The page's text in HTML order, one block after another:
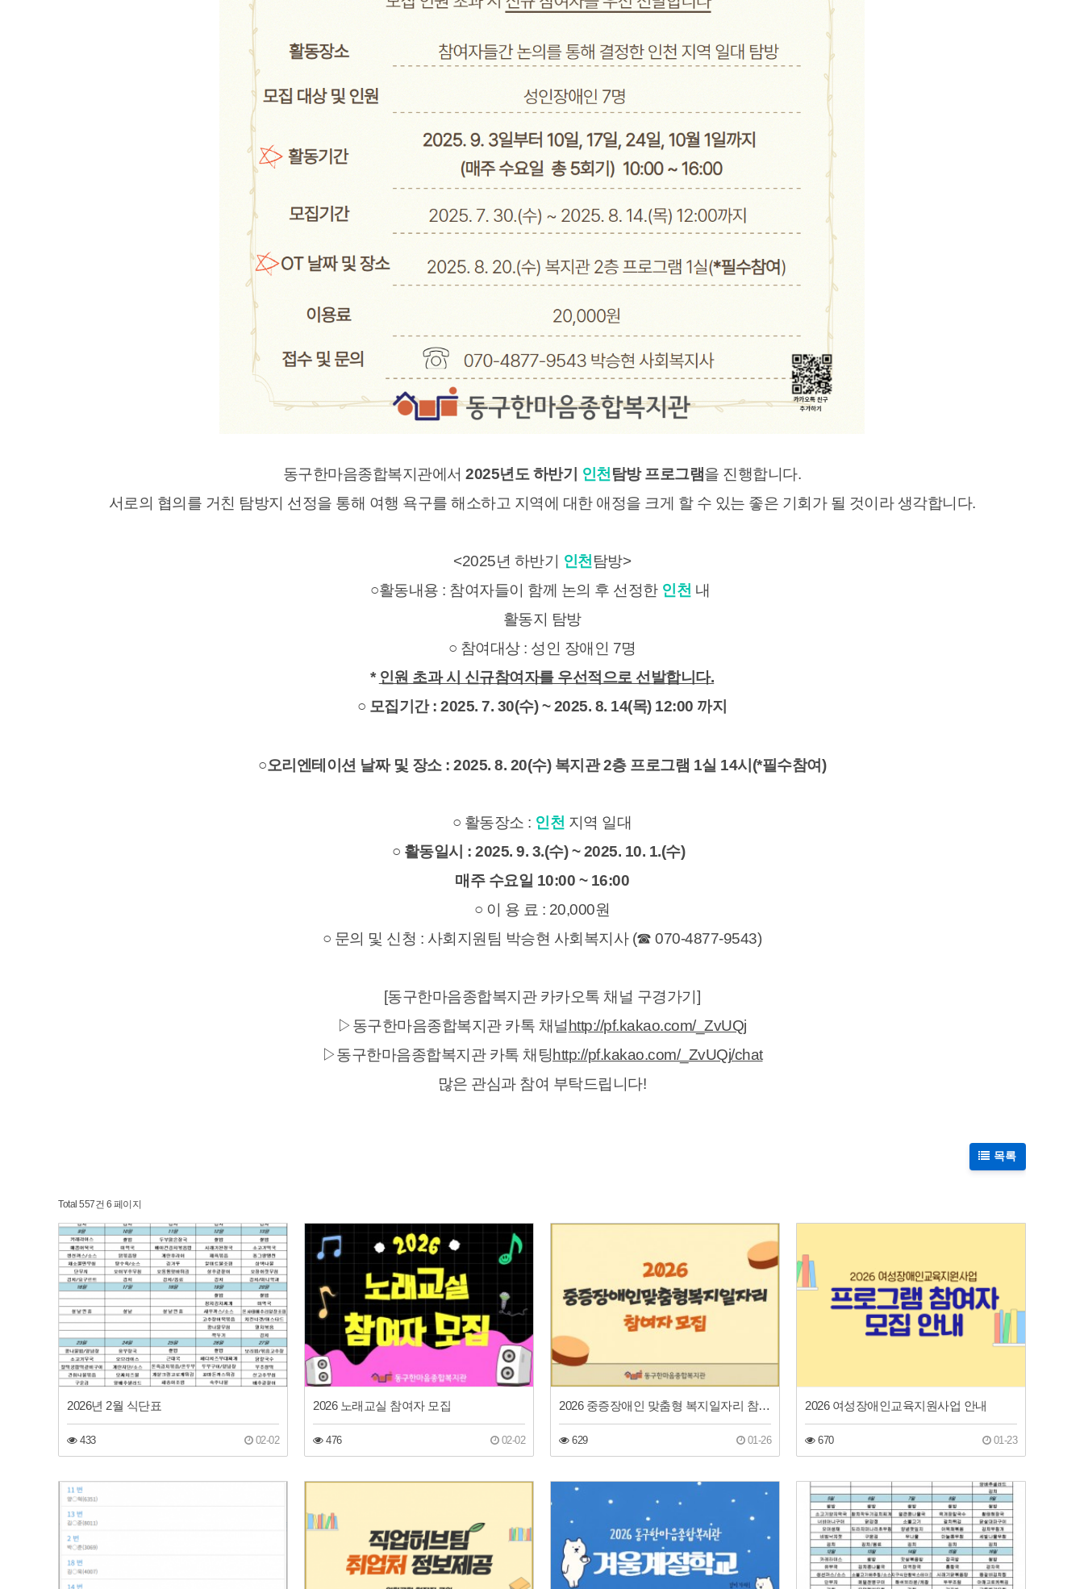
동구한마음종합복지관에서2025년도 하반기 인천탐방 프로그램을 진행합니다.
서로의 협의를 거친 탐방지 선정을 통해 여행 욕구를 해소하고 지역에 대한 애정을 크게 할 수 있는 좋은 기회가 될 것이라 생각합니다.
<2025년 하반기 인천탐방>
○활동내용 : 참여자들이 함께 논의 후 선정한 인천 내
활동지 탐방
○ 참여대상 : 성인 장애인 7명
* 인원 초과 시 신규참여자를 우선적으로 선발합니다.
○ 모집기간 : 2025. 7. 30(수) ~ 2025. 8. 14(목) 12:00 까지
○오리엔테이션 날짜 및 장소 : 2025. 8. 20(수) 복지관 2층 프로그램 1실 14시(*필수참여)
○ 활동장소 : 인천 지역 일대
○ 활동일시 : 2025. 9. 3.(수) ~ 2025. 10. 1.(수)
매주 수요일 10:00 ~ 16:00
○ 이 용 료 : 20,000원
○ 문의 및 신청 : 사회지원팀 박승현 사회복지사 (☎ 070-4877-9543)
[동구한마음종합복지관 카카오톡 채널 구경가기]
▷동구한마음종합복지관 카톡 채널 http://pf.kakao.com/_ZvUQj
▷동구한마음종합복지관 카톡 채팅 http://pf.kakao.com/_ZvUQj/chat
많은 관심과 참여 부탁드립니다!
목록
Total 557건 6 페이지
2026년 2월 식단표
433 02-02
2026 노래교실 참여자 모집
476 02-02
2026 중증장애인 맞춤형 복지일자리 참여자 모집
629 01-26
2026 여성장애인교육지원사업 안내
670 01-23